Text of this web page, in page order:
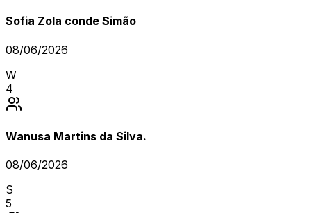
Sofia Zola conde Simão
08/06/2026
W
4
Wanusa Martins da Silva.
08/06/2026
S
5